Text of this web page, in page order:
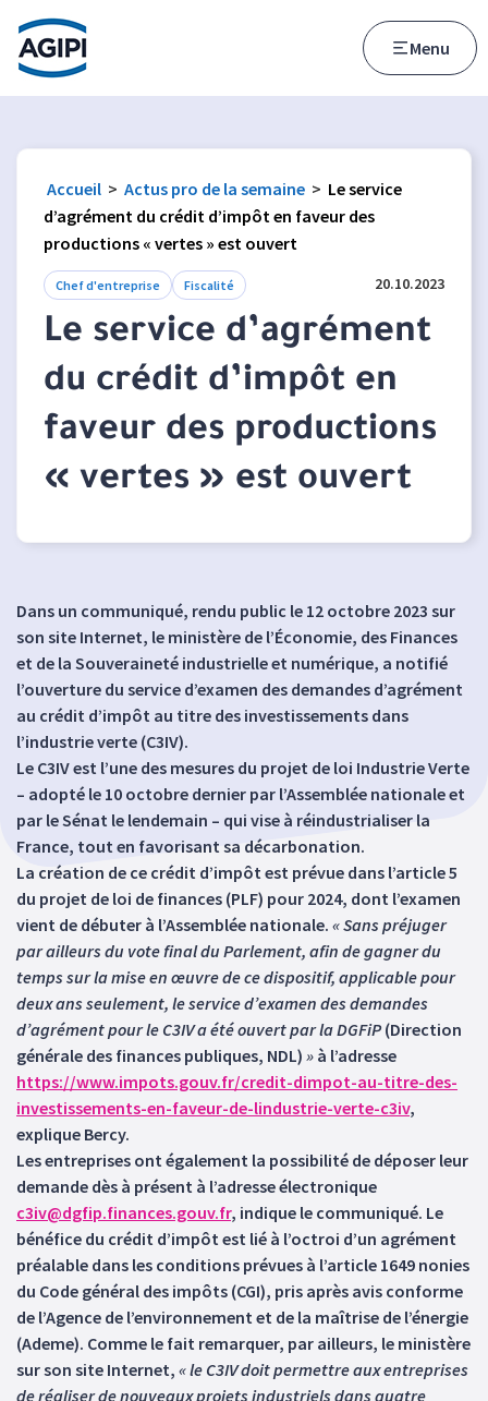
Accès au menu
Accès au contenu principal
Menu
Accueil > Actus pro de la semaine > Le service
d’agrément du crédit d’impôt en faveur des
productions « vertes » est ouvert
Chef d'entreprise Fiscalité 20.10.2023
Le service d’agrément
du crédit d’impôt en
faveur des productions
« vertes » est ouvert
Dans un communiqué, rendu public le 12 octobre 2023 sur
son site Internet, le ministère de l’Économie, des Finances
et de la Souveraineté industrielle et numérique, a notifié
l’ouverture du service d’examen des demandes d’agrément
au crédit d’impôt au titre des investissements dans
l’industrie verte (C3IV).
Le C3IV est l’une des mesures du projet de loi Industrie Verte
– adopté le 10 octobre dernier par l’Assemblée nationale et
par le Sénat le lendemain – qui vise à réindustrialiser la
France, tout en favorisant sa décarbonation.
La création de ce crédit d’impôt est prévue dans l’article 5
du projet de loi de finances (PLF) pour 2024, dont l’examen
vient de débuter à l’Assemblée nationale. « Sans préjuger
par ailleurs du vote final du Parlement, afin de gagner du
temps sur la mise en œuvre de ce dispositif, applicable pour
deux ans seulement, le service d’examen des demandes
d’agrément pour le C3IV a été ouvert par la DGFiP(Direction
générale des finances publiques, NDL) » à l’adresse
https://www.impots.gouv.fr/credit-dimpot-au-titre-des-
investissements-en-faveur-de-lindustrie-verte-c3iv,
explique Bercy.
Les entreprises ont également la possibilité de déposer leur
demande dès à présent à l’adresse électronique
c3iv@dgfip.finances.gouv.fr, indique le communiqué. Le
bénéfice du crédit d’impôt est lié à l’octroi d’un agrément
préalable dans les conditions prévues à l’article 1649 nonies
du Code général des impôts (CGI), pris après avis conforme
de l’Agence de l’environnement et de la maîtrise de l’énergie
(Ademe). Comme le fait remarquer, par ailleurs, le ministère
sur son site Internet, « le C3IV doit permettre aux entreprises
de réaliser de nouveaux projets industriels dans quatre